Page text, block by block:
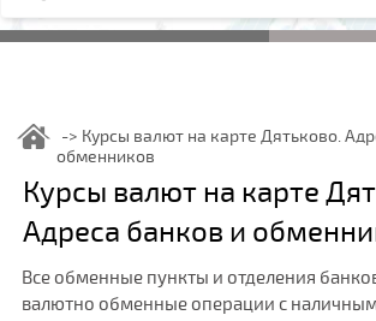
Выберите
USD
курс от
Выберите
действие :
Поиск
Курсы валют на карте Дятьково.
обменников
Курсы валют на карте
Адреса банков и
Все обменные пункты и отделения
валютно обменные операции с